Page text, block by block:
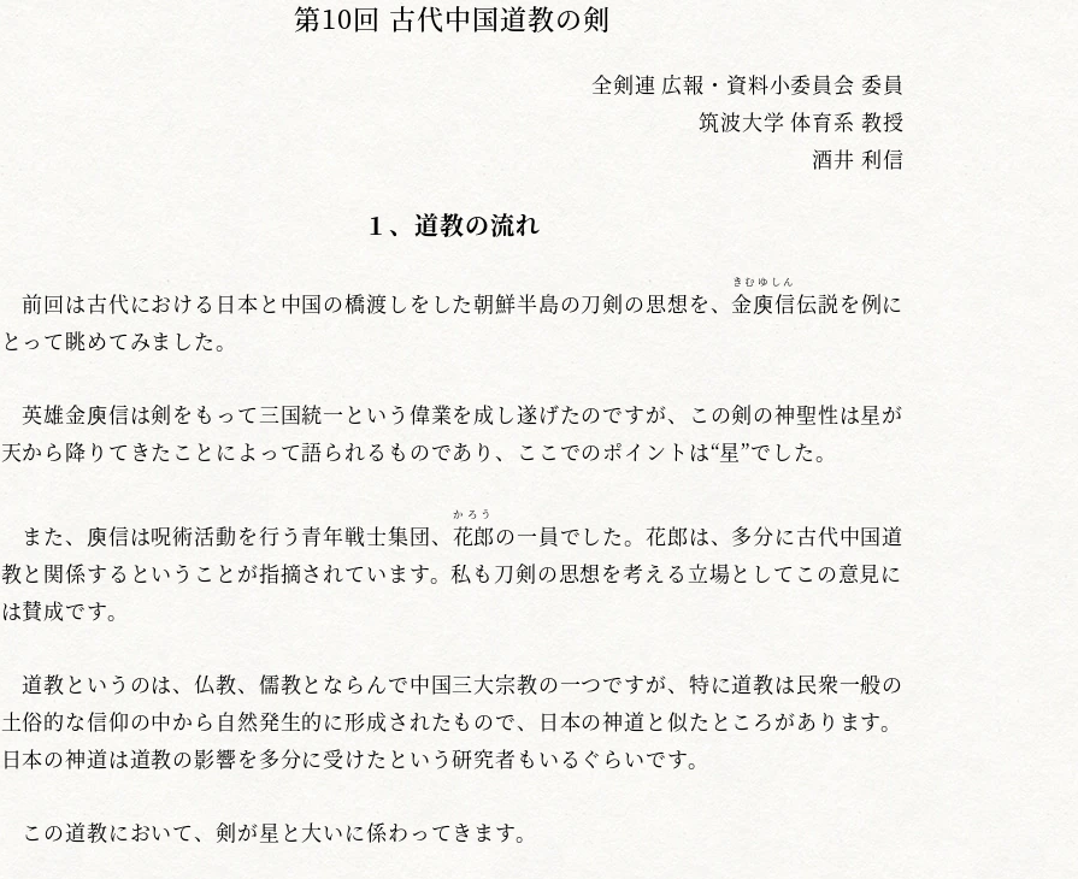
第10回 古代中国道教の剣
全剣連 広報・資料小委員会 委員
筑波大学 体育系 教授
酒井 利信
１、道教の流れ
前回は古代における日本と中国の橋渡しをした朝鮮半島の刀剣の思想を、金庾信
きむゆしん
伝説を例に
とって眺めてみました。
英雄金庾信は剣をもって三国統一という偉業を成し遂げたのですが、この剣の神聖性は星が
天から降りてきたことによって語られるものであり、ここでのポイントは“星”でした。
また、庾信は呪術活動を行う青年戦士集団、 花郎
かろう
の一員でした。花郎は、多分に古代中国道
教と関係するということが指摘されています。私も刀剣の思想を考える立場としてこの意見に
は賛成です。
道教というのは、仏教、儒教とならんで中国三大宗教の一つですが、特に道教は民衆一般の
土俗的な信仰の中から自然発生的に形成されたもので、日本の神道と似たところがあります。
日本の神道は道教の影響を多分に受けたという研究者もいるぐらいです。
この道教において、剣が星と大いに係わってきます。